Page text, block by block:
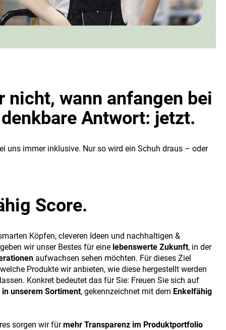
wann anfangen bei
Antwort: jetzt.
uns immer inklusive. Nur so wird ein Schuh draus – oder
Score.
Köpfen, cleveren Ideen und nachhaltigen &
wir unser Bestes für eine lebenswerte Zukunft, in der
aufwachsen sehen möchten. Für dieses Ziel
Produkte wir anbieten, wie diese hergestellt werden
Konkret bedeutet das für Sie: Freuen Sie sich auf
unserem Sortiment, gekennzeichnet mit dem Enkelfähig
sorgen wir fürmehr Transparenz im Produktportfolio